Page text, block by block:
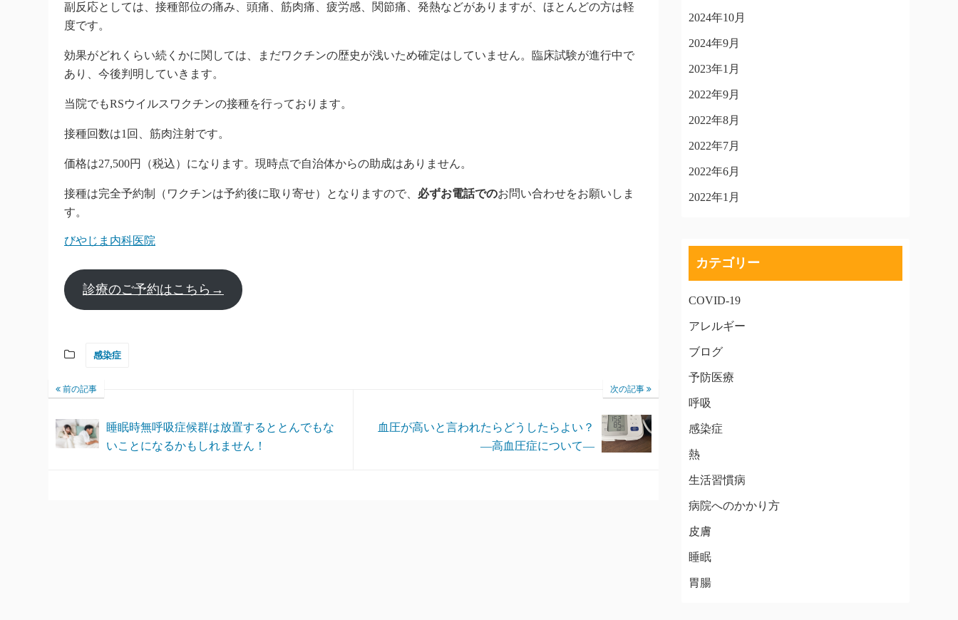
副反応としては、接種部位の痛み、頭痛、筋肉痛、疲労感、関節痛、発熱などがありますが、ほとんどの方は軽
度です。
効果がどれくらい続くかに関しては、まだワクチンの歴史が浅いため確定はしていません。臨床試験が進行中で
あり、今後判明していきます。
当院でもRSウイルスワクチンの接種を行っております。
接種回数は1回、筋肉注射です。
価格は27,500円（税込）になります。現時点で自治体からの助成はありません。
接種は完全予約制（ワクチンは予約後に取り寄せ）となりますので、 必ずお電話でのお問い合わせをお願いしま
す。
びやじま内科医院
診療のご予約はこちら→
感染症
前の記事
睡眠時無呼吸症候群は放置するととんでもな
いことになるかもしれません！
次の記事
血圧が高いと言われたらどうしたらよい？
―高血圧症について―
2024年10月
2024年9月
2023年1月
2022年9月
2022年8月
2022年7月
2022年6月
2022年1月
カテゴリー
COVID-19
アレルギー
ブログ
予防医療
呼吸
感染症
熱
生活習慣病
病院へのかかり方
皮膚
睡眠
胃腸